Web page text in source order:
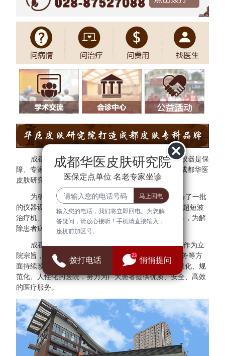
成都华医皮肤研究院秉承"医院环境是基础、设备仪器是保
障、专家团队是核心"的方针。为了更好的服务于民，成都华医
皮肤研究院与多家三甲医院专家建立专家会诊中心。
为确保医疗质量与安全，成都华医皮肤研究院配备了一批
的仪器设备，拥有308准分子光治疗仪、红宝石激光、超短波
治疗机、射频治疗仪、窄谱UVB治疗仪等检查诊断设备，为解
除患者病症提供可靠的保障。
成都华医皮肤研究院始终把"群众满意、患者放心"作为立
院宗旨，并借鉴医院JCI认证标准，在医疗、管理、服务等方
面持续改进，全面建设现代化、科学化、标准化、信息化、规
范化、人性化的医院，努力为广大患者提供优质、安全、高效
的医疗服务。
成都华医皮肤研究院
医保定点单位 名老专家坐诊
输入您的电话，我们将立即回电。为您解
答疑问，请放心接听！手机请直接输入，
座机前加区号。
拨打电话
23
悄悄提问